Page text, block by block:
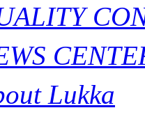
Lukka